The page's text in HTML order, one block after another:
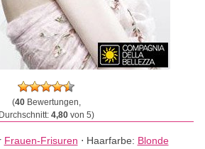
(40Bewertungen,
Durchschnitt: 4,80von 5)
Frauen-Frisuren ⋅ Haarfarbe: Blonde